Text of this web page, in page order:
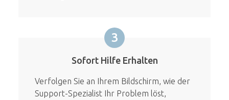
3
Sofort Hilfe Erhalten
Verfolgen Sie an Ihrem Bildschirm, wie der
Support-Spezialist Ihr Problem löst,